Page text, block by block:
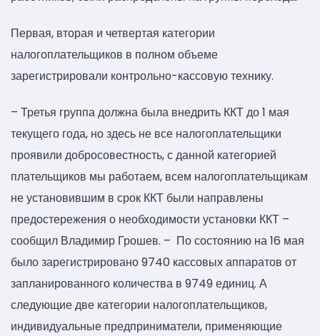
Первая, вторая и четвертая категории
налогоплательщиков в полном объеме
зарегистрировали контрольно-кассовую технику.
– Третья группа должна была внедрить ККТ до 1 мая
текущего года, но здесь не все налогоплательщики
проявили добросовестность, с данной категорией
плательщиков мы работаем, всем налогоплательщикам
не установившим в срок ККТ были направлены
предостережения о необходимости установки ККТ –
сообщил Владимир Грошев. – По состоянию на 16 мая
было зарегистрировано 9740 кассовых аппаратов от
запланированного количества в 9749 единиц. А
следующие две категории налогоплательщиков,
индивидуальные предприниматели, применяющие